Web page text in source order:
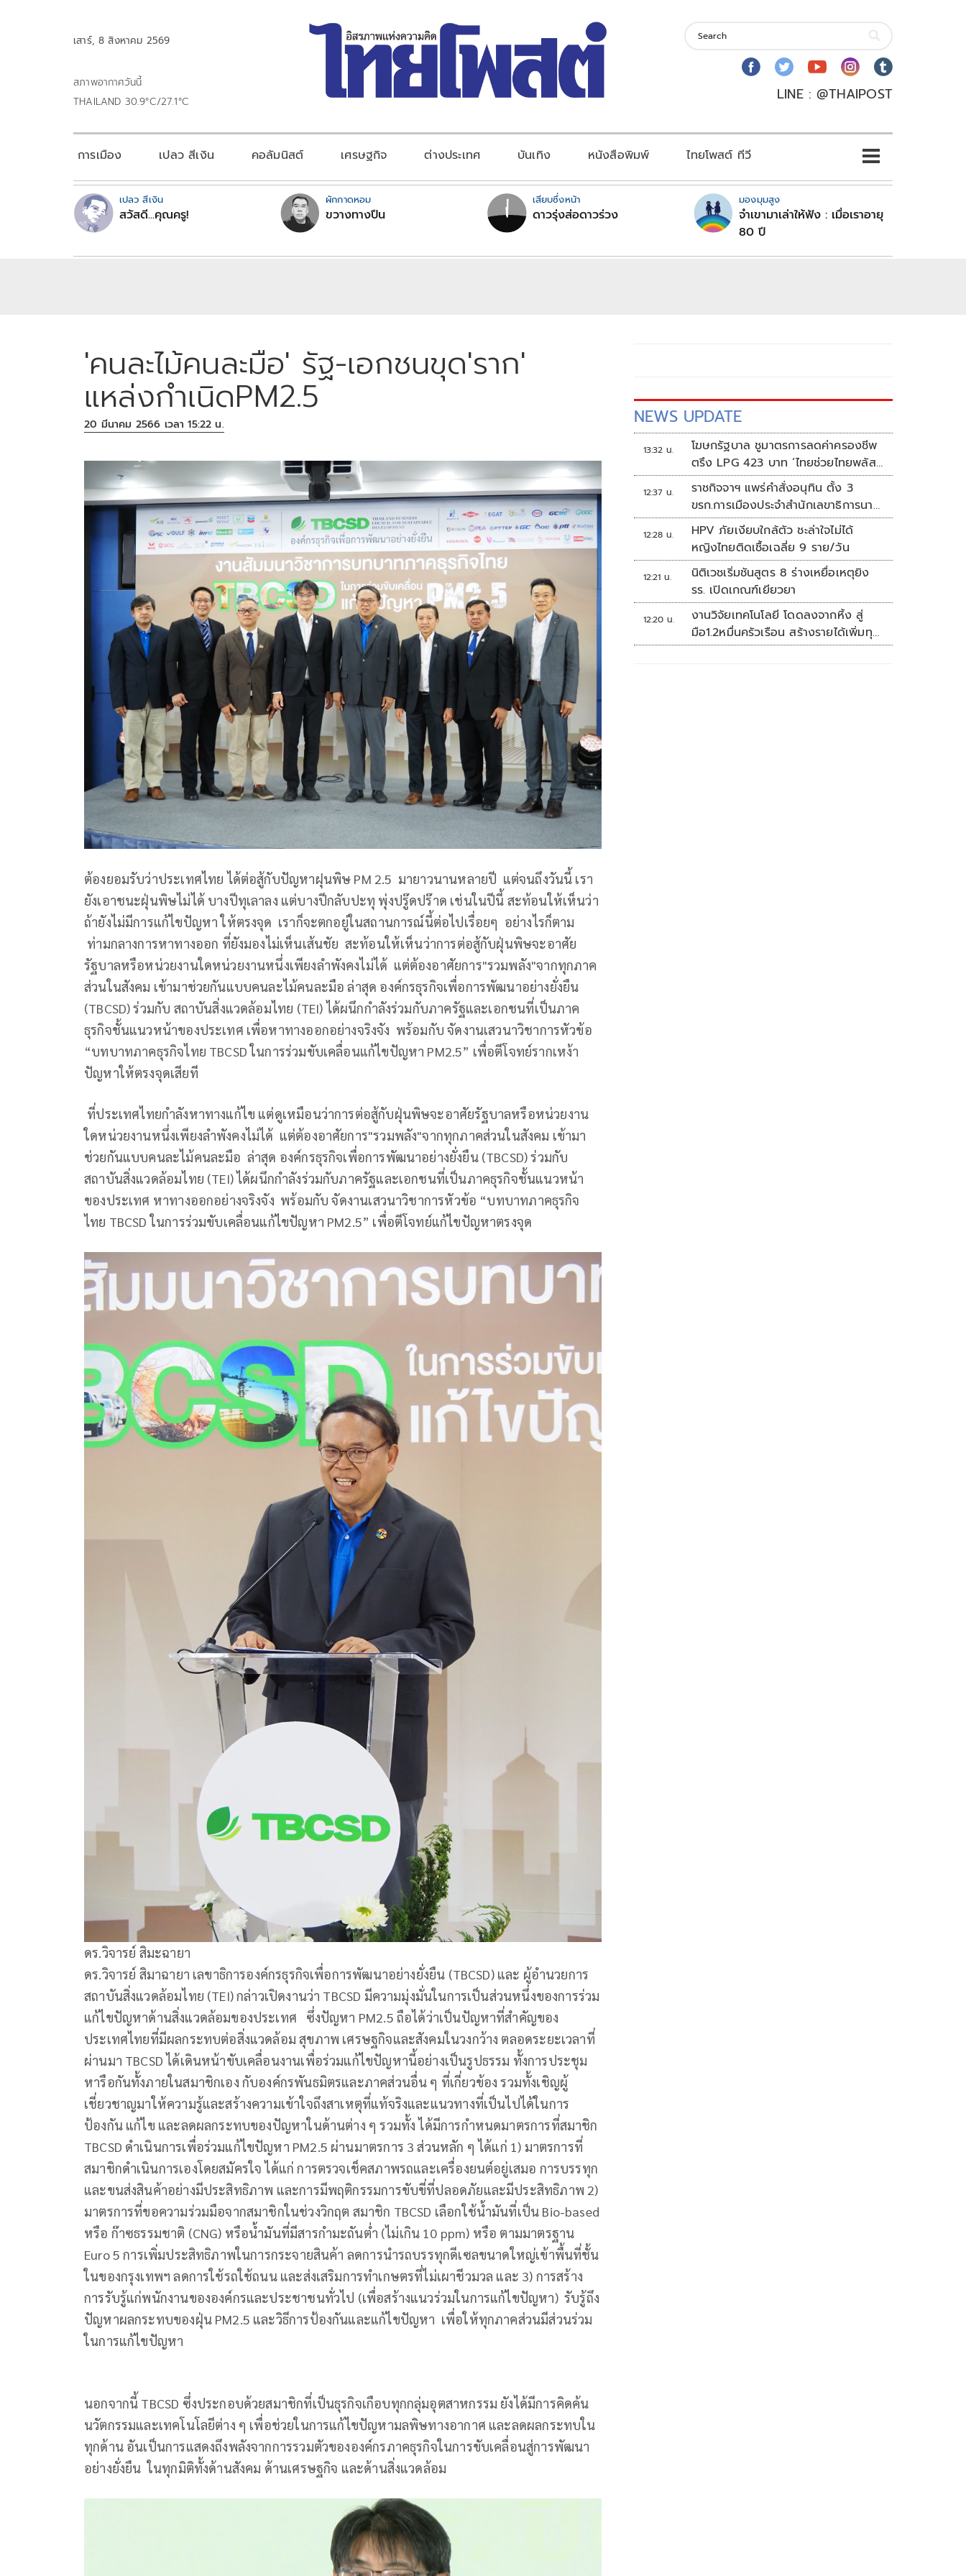
เสาร์, 8 สิงหาคม 2569
สภาพอากาศวันนี้
THAILAND 30.9°C/27.1°C
LINE : @THAIPOST
การเมือง เปลว สีเงิน คอลัมนิสต์ เศรษฐกิจ ต่างประเทศ บันเทิง หนังสือพิมพ์ ไทยโพสต์ ทีวี
เปลว สีเงิน
สวัสดี...คุณครู!
ผักกาดหอม
ขวางทางปืน
เสียบซึ่งหน้า
ดาวรุ่งส่อดาวร่วง
มองมุมสูง
จำเขามาเล่าให้ฟัง : เมื่อเราอายุ
80 ปี
'คนละไม้คนละมือ' รัฐ-เอกชนขุด'ราก'
แหล่งกำเนิดPM2.5
20 มีนาคม 2566 เวลา 15:22 น.
ต้องยอมรับว่าประเทศไทย ได้ต่อสู้กับปัญหาฝุนพิษ PM 2.5 มายาวนานหลายปี แต่จนถึงวันนี้ เรา
ยังเอาชนะฝุ่นพิษไม่ได้ บางปีทุเลาลง แต่บางปีกลับปะทุ พุ่งปรู๊ดปร๊าด เช่นในปีนี้ สะท้อนให้เห็นว่า
ถ้ายังไม่มีการแก้ไขปัญหา ให้ตรงจุด เราก็จะตกอยู่ในสถานการณ์นี้ต่อไปเรื่อยๆ อย่างไรก็ตาม
ท่ามกลางการหาทางออก ที่ยังมองไม่เห็นเส้นชัย สะท้อนให้เห็นว่าการต่อสู้กับฝุ่นพิษจะอาศัย
รัฐบาลหรือหน่วยงานใดหน่วยงานหนึ่งเพียงลำพังคงไม่ได้ แต่ต้องอาศัยการ"รวมพลัง"จากทุกภาค
ส่วนในสังคม เข้ามาช่วยกันแบบคนละไม้คนละมือ ล่าสุด องค์กรธุรกิจเพื่อการพัฒนาอย่างยั่งยืน
(TBCSD) ร่วมกับ สถาบันสิ่งแวดล้อมไทย (TEI) ได้ผนึกกำลังร่วมกับภาครัฐและเอกชนที่เป็นภาค
ธุรกิจชั้นแนวหน้าของประเทศ เพื่อหาทางออกอย่างจริงจัง พร้อมกับ จัดงานเสวนาวิชาการหัวข้อ
“บทบาทภาคธุรกิจไทย TBCSD ในการร่วมขับเคลื่อนแก้ไขปัญหา PM2.5” เพื่อตีโจทย์รากเหง้า
ปัญหาให้ตรงจุดเสียที
ที่ประเทศไทยกำลังหาทางแก้ไข แต่ดูเหมือนว่าการต่อสู้กับฝุ่นพิษจะอาศัยรัฐบาลหรือหน่วยงาน
ใดหน่วยงานหนึ่งเพียงลำพังคงไม่ได้ แต่ต้องอาศัยการ"รวมพลัง"จากทุกภาคส่วนในสังคม เข้ามา
ช่วยกันแบบคนละไม้คนละมือ ล่าสุด องค์กรธุรกิจเพื่อการพัฒนาอย่างยั่งยืน (TBCSD) ร่วมกับ
สถาบันสิ่งแวดล้อมไทย (TEI) ได้ผนึกกำลังร่วมกับภาครัฐและเอกชนที่เป็นภาคธุรกิจชั้นแนวหน้า
ของประเทศ หาทางออกอย่างจริงจัง พร้อมกับ จัดงานเสวนาวิชาการหัวข้อ “บทบาทภาคธุรกิจ
ไทย TBCSD ในการร่วมขับเคลื่อนแก้ไขปัญหา PM2.5” เพื่อตีโจทย์แก้ไขปัญหาตรงจุด
ดร.วิจารย์ สิมะฉายา
ดร.วิจารย์ สิมาฉายา เลขาธิการองค์กรธุรกิจเพื่อการพัฒนาอย่างยั่งยืน (TBCSD) และ ผู้อำนวยการ
สถาบันสิ่งแวดล้อมไทย (TEI) กล่าวเปิดงานว่า TBCSD มีความมุ่งมั่นในการเป็นส่วนหนึ่งของการร่วม
แก้ไขปัญหาด้านสิ่งแวดล้อมของประเทศ ซึ่งปัญหา PM2.5 ถือได้ว่าเป็นปัญหาที่สำคัญของ
ประเทศไทยที่มีผลกระทบต่อสิ่งแวดล้อม สุขภาพ เศรษฐกิจและสังคมในวงกว้าง ตลอดระยะเวลาที่
ผ่านมา TBCSD ได้เดินหน้าขับเคลื่อนงานเพื่อร่วมแก้ไขปัญหานี้อย่างเป็นรูปธรรม ทั้งการประชุม
หารือกันทั้งภายในสมาชิกเอง กับองค์กรพันธมิตรและภาคส่วนอื่น ๆ ที่เกี่ยวข้อง รวมทั้งเชิญผู้
เชี่ยวชาญมาให้ความรู้และสร้างความเข้าใจถึงสาเหตุที่แท้จริงและแนวทางที่เป็นไปได้ในการ
ป้องกัน แก้ไข และลดผลกระทบของปัญหาในด้านต่าง ๆ รวมทั้ง ได้มีการกำหนดมาตรการที่สมาชิก
TBCSD ดำเนินการเพื่อร่วมแก้ไขปัญหา PM2.5 ผ่านมาตรการ 3 ส่วนหลัก ๆ ได้แก่ 1) มาตรการที่
สมาชิกดำเนินการเองโดยสมัครใจ ได้แก่ การตรวจเช็คสภาพรถและเครื่องยนต์อยู่เสมอ การบรรทุก
และขนส่งสินค้าอย่างมีประสิทธิภาพ และการมีพฤติกรรมการขับขี่ที่ปลอดภัยและมีประสิทธิภาพ 2)
มาตรการที่ขอความร่วมมือจากสมาชิกในช่วงวิกฤต สมาชิก TBCSD เลือกใช้น้ำมันที่เป็น Bio-based
หรือ ก๊าซธรรมชาติ (CNG) หรือน้ำมันที่มีสารกำมะถันต่ำ (ไม่เกิน 10 ppm) หรือ ตามมาตรฐาน
Euro 5 การเพิ่มประสิทธิภาพในการกระจายสินค้า ลดการนำรถบรรทุกดีเซลขนาดใหญ่เข้าพื้นที่ชั้น
ในของกรุงเทพฯ ลดการใช้รถใช้ถนน และส่งเสริมการทำเกษตรที่ไม่เผาชีวมวล และ 3) การสร้าง
การรับรู้แก่พนักงานขององค์กรและประชาชนทั่วไป (เพื่อสร้างแนวร่วมในการแก้ไขปัญหา) รับรู้ถึง
ปัญหาผลกระทบของฝุ่น PM2.5 และวิธีการป้องกันและแก้ไขปัญหา เพื่อให้ทุกภาคส่วนมีส่วนร่วม
ในการแก้ไขปัญหา
นอกจากนี้ TBCSD ซึ่งประกอบด้วยสมาชิกที่เป็นธุรกิจเกือบทุกกลุ่มอุตสาหกรรม ยังได้มีการคิดค้น
นวัตกรรมและเทคโนโลยีต่าง ๆ เพื่อช่วยในการแก้ไขปัญหามลพิษทางอากาศ และลดผลกระทบใน
ทุกด้าน อันเป็นการแสดงถึงพลังจากการรวมตัวขององค์กรภาคธุรกิจในการขับเคลื่อนสู่การพัฒนา
อย่างยั่งยืน ในทุกมิติทั้งด้านสังคม ด้านเศรษฐกิจ และด้านสิ่งแวดล้อม
NEWS UPDATE
13:32 น.
โฆษกรัฐบาล ชูมาตรการลดค่าครองชีพ
ตรึง LPG 423 บาท ‘ไทยช่วยไทยพลัส’
ดันเงินหมุนแสนล้าน
12:37 น.
ราชกิจจาฯ แพร่คำสั่งอนุทิน ตั้ง 3
ขรก.การเมืองประจำสำนักเลขาธิการนา
ยกฯ
12:28 น.
HPV ภัยเงียบใกล้ตัว ชะล่าใจไม่ได้
หญิงไทยติดเชื้อเฉลี่ย 9 ราย/วัน
12:21 น.
นิติเวชเริ่มชันสูตร 8 ร่างเหยื่อเหตุยิง
รร. เปิดเกณฑ์เยียวยา
12:20 น.
งานวิจัยเทคโนโลยี โดดลงจากหิ้ง สู่
มือ1.2หมื่นครัวเรือน สร้างรายได้เพิ่มทุก
เดือน